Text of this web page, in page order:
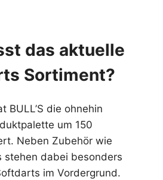
das aktuelle
Sortiment?
BULL’S die ohnehin
um 150
Neben Zubehör wie
stehen dabei besonders
im Vordergrund.